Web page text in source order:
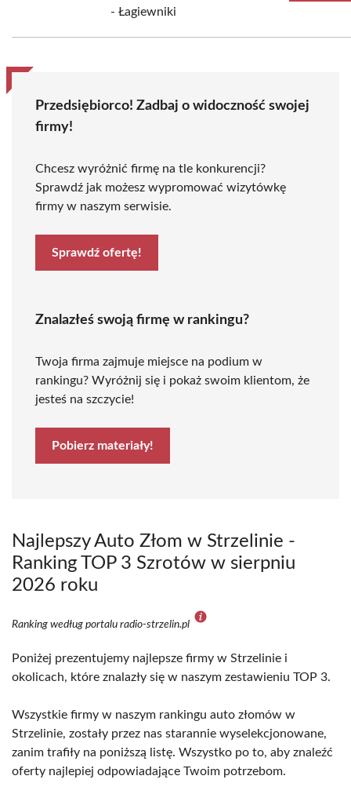
- Łagiewniki
Przedsiębiorco! Zadbaj o widoczność swojej
firmy!
Chcesz wyróżnić firmę na tle konkurencji?
Sprawdź jak możesz wypromować wizytówkę
firmy w naszym serwisie.
Sprawdź ofertę!
Znalazłeś swoją firmę w rankingu?
Twoja firma zajmuje miejsce na podium w
rankingu? Wyróżnij się i pokaż swoim klientom, że
jesteś na szczycie!
Pobierz materiały!
Najlepszy Auto Złom w Strzelinie -
Ranking TOP 3 Szrotów w sierpniu
2026 roku
Ranking według portalu radio-strzelin.pl
Poniżej prezentujemy najlepsze firmy w Strzelinie i
okolicach, które znalazły się w naszym zestawieniu TOP 3.
Wszystkie firmy w naszym rankingu auto złomów w
Strzelinie, zostały przez nas starannie wyselekcjonowane,
zanim trafiły na poniższą listę. Wszystko po to, aby znaleźć
oferty najlepiej odpowiadające Twoim potrzebom.